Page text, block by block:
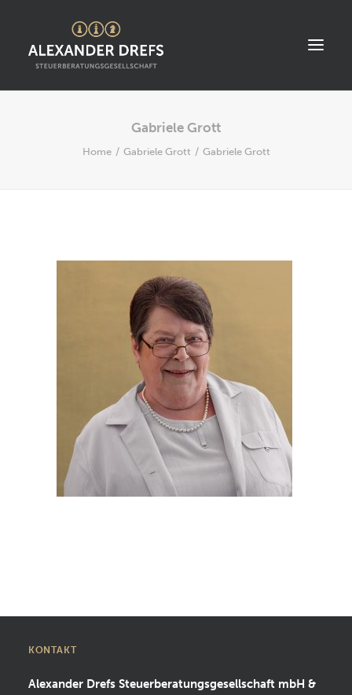
Gabriele Grott
Home Gabriele Grott Gabriele Grott
KONTAKT
Alexander Drefs Steuerberatungsgesellschaft mbH &